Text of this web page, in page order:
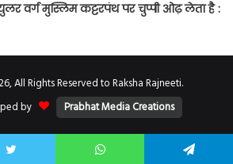
वर्ग मुस्लिम कट्टरपंथ पर चुप्पी ओढ़ लेता है :
All Rights Reserved to Raksha Rajneeti.
by
Prabhat Media Creations